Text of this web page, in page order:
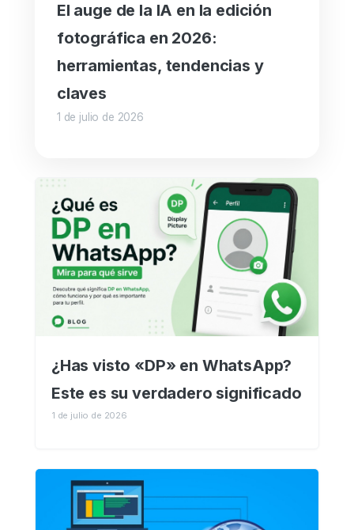
El auge de la IA en la edición
fotográfica en 2026:
herramientas, tendencias y
claves
1 de julio de 2026
¿Has visto «DP» en WhatsApp?
Este es su verdadero significado
1 de julio de 2026